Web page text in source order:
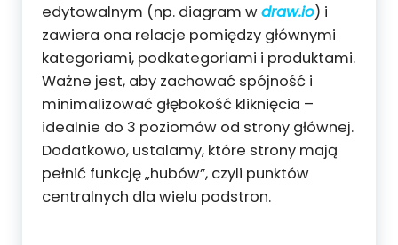
edytowalnym (np. diagram wdraw.io) i
zawiera ona relacje pomiędzy głównymi
kategoriami, podkategoriami i produktami.
Ważne jest, aby zachować spójność i
minimalizować głębokość kliknięcia –
idealnie do 3 poziomów od strony głównej.
Dodatkowo, ustalamy, które strony mają
pełnić funkcję „hubów”, czyli punktów
centralnych dla wielu podstron.